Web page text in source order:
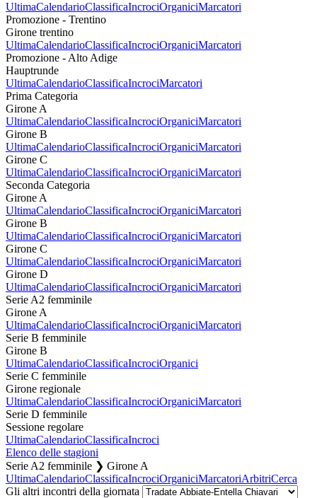
UltimaCalendarioClassificaIncrociOrganiciMarcatori
Promozione - Trentino
Girone trentino
UltimaCalendarioClassificaIncrociOrganiciMarcatori
Promozione - Alto Adige
Hauptrunde
UltimaCalendarioClassificaIncrociMarcatori
Prima Categoria
Girone A
UltimaCalendarioClassificaIncrociOrganiciMarcatori
Girone B
UltimaCalendarioClassificaIncrociOrganiciMarcatori
Girone C
UltimaCalendarioClassificaIncrociOrganiciMarcatori
Seconda Categoria
Girone A
UltimaCalendarioClassificaIncrociOrganiciMarcatori
Girone B
UltimaCalendarioClassificaIncrociOrganiciMarcatori
Girone C
UltimaCalendarioClassificaIncrociOrganiciMarcatori
Girone D
UltimaCalendarioClassificaIncrociOrganiciMarcatori
Serie A2 femminile
Girone A
UltimaCalendarioClassificaIncrociOrganiciMarcatori
Serie B femminile
Girone B
UltimaCalendarioClassificaIncrociOrganici
Serie C femminile
Girone regionale
UltimaCalendarioClassificaIncrociOrganiciMarcatori
Serie D femminile
Sessione regolare
UltimaCalendarioClassificaIncroci
Elenco delle stagioni
Serie A2 femminile ❯ Girone A
UltimaCalendarioClassificaIncrociOrganiciMarcatoriArbitriCerca
Gli altri incontri della giornata